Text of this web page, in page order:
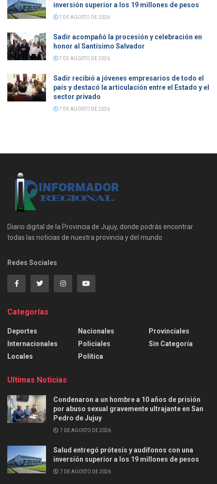
inversión superior a los 19 millones de pesos
7 DE AGOSTO DE 2026
Sadir acompañó la procesión y celebración en
honor al Santísimo Salvador
7 DE AGOSTO DE 2026
Sadir recibió a jóvenes empresarios de todo el
país y destacó la articulación entre el Estado y el
sector privado
7 DE AGOSTO DE 2026
Diario digital de la Provincia de Jujuy, donde podrás encontrar
todas las noticias de nuestra provincia y del mundo
Redes Sociales
Categorías
Deportes
Internacionales
Locales
Nacionales
Policiales
Política
Provinciales
Sin Categoría
Ultimas Noticias
Condenaron a un hombre a 10 años de prisión
por abuso sexual gravemente ultrajante en San
Pedro de Jujuy
7 DE AGOSTO DE 2026
Salud entregó prótesis y audífonos con una
inversión superior a los 19 millones de pesos
7 DE AGOSTO DE 2026